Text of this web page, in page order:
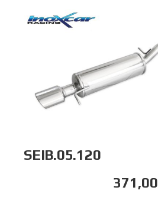
SEIB.05.120
371,00